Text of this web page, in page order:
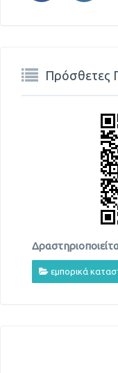
Πρόσθετες
εμπορικά